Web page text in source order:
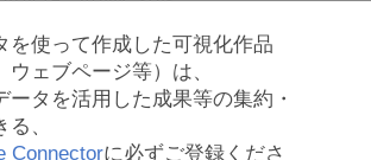
を使って作成した可視化作品
ウェブページ等）は、
ータを活用した成果等の集約・
、
Connectorに必ずご登録くださ